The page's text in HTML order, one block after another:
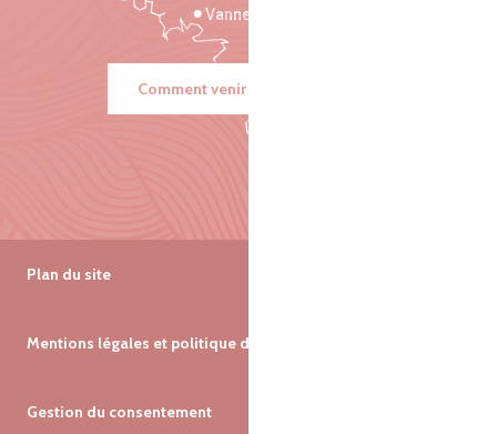
Vannes
Comment venir ?
Plan du site
Mentions légales et politique de confidentialité
Gestion du consentement